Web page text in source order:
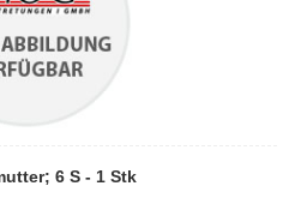
6 S - 1 Stk